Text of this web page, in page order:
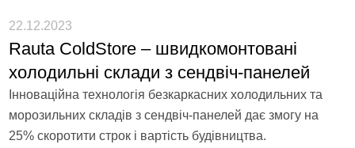
22.12.2023
Rauta ColdStore – швидкомонтовані
холодильні склади з сендвіч-панелей
Інноваційна технологія безкаркасних холодильних та
морозильних складів з сендвіч-панелей дає змогу на
25% скоротити строк і вартість будівництва.